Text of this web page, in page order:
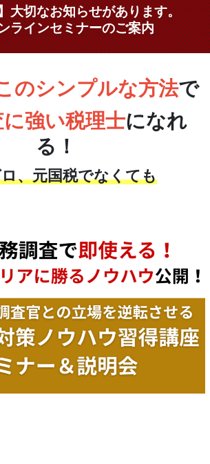
大切なお知らせがあります。
ラインセミナーのご案内
のシンプルな方法で
強い税理士になれ
る！
、元国税でなくても